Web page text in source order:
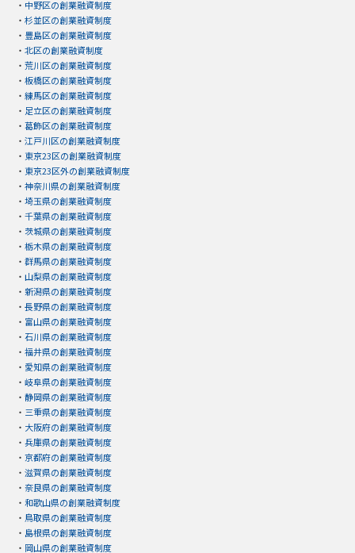
・ 中野区の創業融資制度
・ 杉並区の創業融資制度
・ 豊島区の創業融資制度
・ 北区の創業融資制度
・ 荒川区の創業融資制度
・ 板橋区の創業融資制度
・ 練馬区の創業融資制度
・ 足立区の創業融資制度
・ 葛飾区の創業融資制度
・ 江戸川区の創業融資制度
・ 東京23区の創業融資制度
・ 東京23区外の創業融資制度
・ 神奈川県の創業融資制度
・ 埼玉県の創業融資制度
・ 千葉県の創業融資制度
・ 茨城県の創業融資制度
・ 栃木県の創業融資制度
・ 群馬県の創業融資制度
・ 山梨県の創業融資制度
・ 新潟県の創業融資制度
・ 長野県の創業融資制度
・ 富山県の創業融資制度
・ 石川県の創業融資制度
・ 福井県の創業融資制度
・ 愛知県の創業融資制度
・ 岐阜県の創業融資制度
・ 静岡県の創業融資制度
・ 三重県の創業融資制度
・ 大阪府の創業融資制度
・ 兵庫県の創業融資制度
・ 京都府の創業融資制度
・ 滋賀県の創業融資制度
・ 奈良県の創業融資制度
・ 和歌山県の創業融資制度
・ 鳥取県の創業融資制度
・ 島根県の創業融資制度
・ 岡山県の創業融資制度